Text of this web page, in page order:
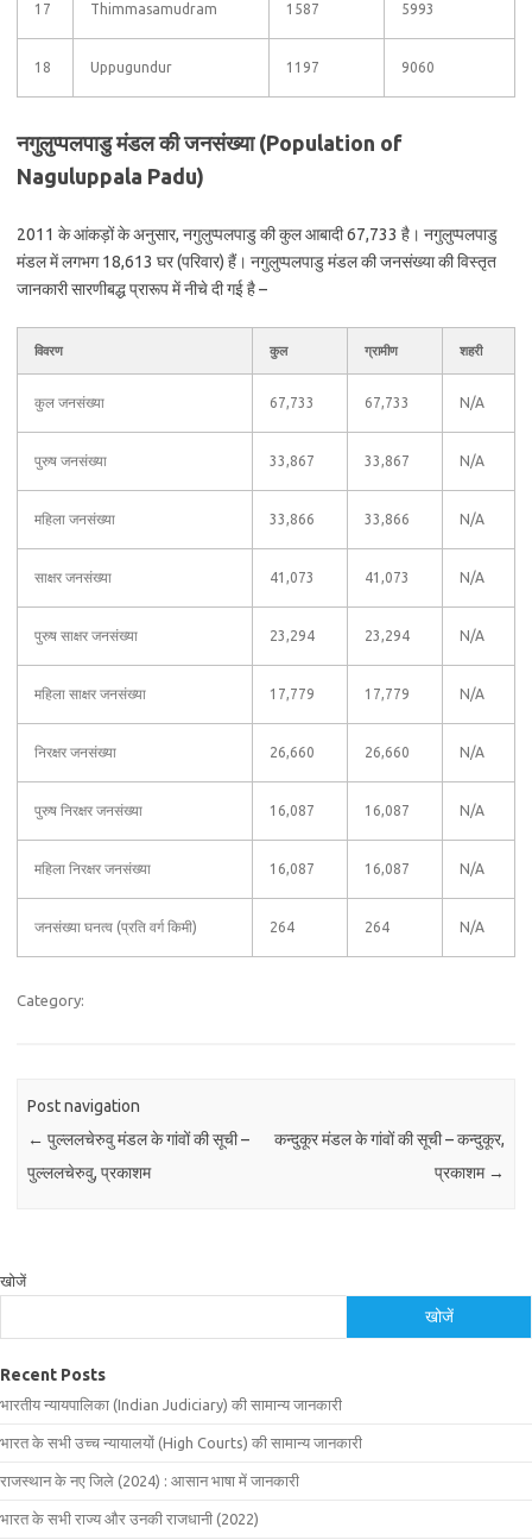
17 Thimmasamudram 1587 5993
18 Uppugundur 1197 9060
नगुलुप्पलपाडु मंडल की जनसंख्या (Population of
Naguluppala Padu)
2011 के आंकड़ों के अनुसार, नगुलुप्पलपाडु की कुल आबादी 67,733 है। नगुलुप्पलपाडु
मंडल में लगभग 18,613 घर (परिवार) हैं। नगुलुप्पलपाडु मंडल की जनसंख्या की विस्तृत
जानकारी सारणीबद्ध प्रारूप में नीचे दी गई है –
विवरण कुल ग्रामीण शहरी
कुल जनसंख्या 67,733 67,733 N/A
पुरुष जनसंख्या 33,867 33,867 N/A
महिला जनसंख्या 33,866 33,866 N/A
साक्षर जनसंख्या 41,073 41,073 N/A
पुरुष साक्षर जनसंख्या 23,294 23,294 N/A
महिला साक्षर जनसंख्या 17,779 17,779 N/A
निरक्षर जनसंख्या 26,660 26,660 N/A
पुरुष निरक्षर जनसंख्या 16,087 16,087 N/A
महिला निरक्षर जनसंख्या 16,087 16,087 N/A
जनसंख्या घनत्व (प्रति वर्ग किमी) 264 264 N/A
Category:
Post navigation
← पुल्ललचेरुवु मंडल के गांवों की सूची –
पुल्ललचेरुवु, प्रकाशम
कन्दुकूर मंडल के गांवों की सूची – कन्दुकूर,
प्रकाशम →
खोजें
खोजें
Recent Posts
भारतीय न्यायपालिका (Indian Judiciary) की सामान्य जानकारी
भारत के सभी उच्च न्यायालयों (High Courts) की सामान्य जानकारी
राजस्थान के नए जिले (2024) : आसान भाषा में जानकारी
भारत के सभी राज्य और उनकी राजधानी (2022)